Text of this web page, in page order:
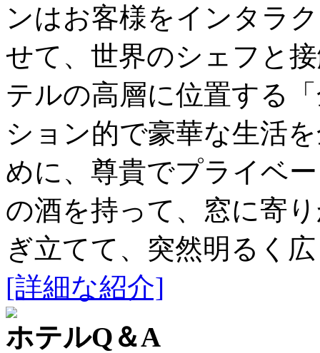
ンはお客様をインタラ
せて、世界のシェフと
テルの高層に位置する
ション的で豪華な生活
めに、尊貴でプライベ
の酒を持って、窓に寄
ぎ立てて、突然明るく
[詳細な紹介]
ホテルQ＆A